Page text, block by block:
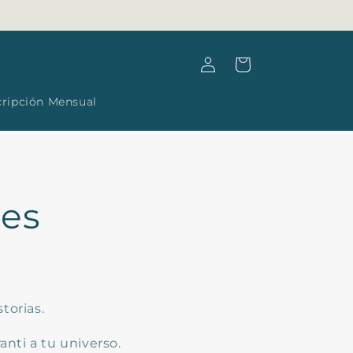
Mensual
in
Cart
a tu universo.